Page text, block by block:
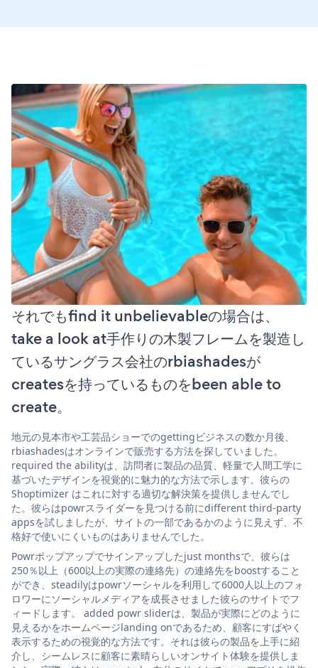
それでもfind it unbelievableの場合は、
take a look at手作りの木製フレームを製造し
ているサングラス会社のrbiashadesが
createsを持っているものをbeen able to
create。
地元の見本市や工芸品ショーでのgettingビジネスの数か月後、
rbiashadesはオンラインで販売する方法を探していました。
required the abilityは、訪問者に製品の品質、軽量で人間工学に
基づいたデザインを視覚的に魅力的な方法で示します。彼らの
Shoptimizer はこれに対する適切な解決策を提供しませんでし
た。彼らはpowrスライダーを見つける前にdifferent third-party
appsを試しましたが、サイトの一部であるかのように見えず、不
格好で使いにくいものはありませんでした。
Powrポップアップでサインアップしたjust monthsで、彼らは
250％以上（600以上の実際の連絡先）の連絡先をboostすること
ができ、steadilyはpowrソーシャルを利用して6000人以上のフォ
ロワーにソーシャルメディアを成長させました彼らのサイトでフ
ィードします。 added powr sliderは、製品が実際にどのように
見えるかをホームページlanding onであるため、顧客にすばやく
表示するための視覚的な方法です。それは彼らの製品を上手に紹
介し、シームレスに顧客に素晴らしいオンサイト体験を提供しま